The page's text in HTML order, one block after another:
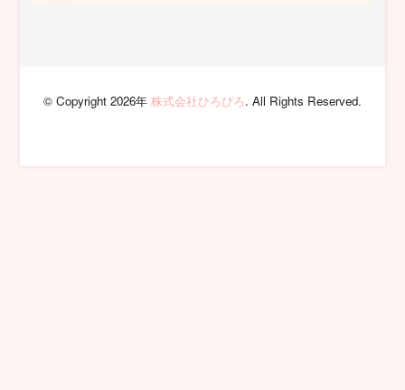
© Copyright 2026年 株式会社ひろびろ. All Rights Reserved.